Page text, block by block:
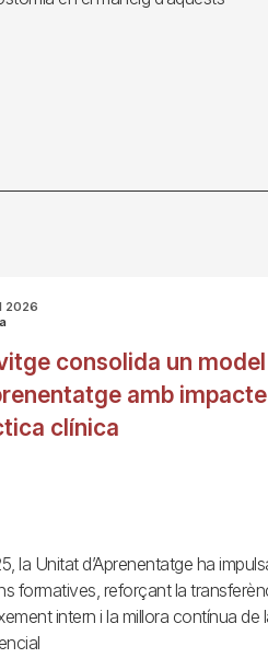
2026
consolida un model
amb
clínica
la Unitat d’Aprenentatge ha
formatives, reforçant la
intern i la millora contínua de